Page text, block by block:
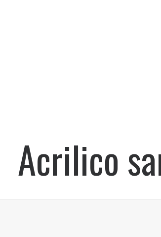
Acrilico